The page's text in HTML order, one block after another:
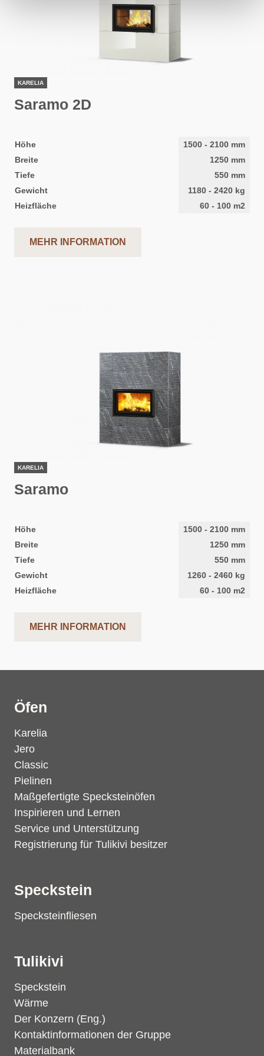
KARELIA
Saramo 2D
Höhe 1500 - 2100 mm
Breite
1250 mm
Tiefe
550 mm
Gewicht
1180 - 2420 kg
Heizfläche
60 - 100 m2
MEHR INFORMATION
KARELIA
Saramo
Höhe 1500 - 2100 mm
Breite
1250 mm
Tiefe
550 mm
Gewicht
1260 - 2460 kg
Heizfläche
60 - 100 m2
MEHR INFORMATION
Öfen
Karelia
Jero
Classic
Pielinen
Maßgefertigte Specksteinöfen
Inspirieren und Lernen
Service und Unterstützung
Registrierung für Tulikivi besitzer
Speckstein
Specksteinfliesen
Tulikivi
Speckstein
Wärme
Der Konzern (Eng.)
Kontaktinformationen der Gruppe
Materialbank